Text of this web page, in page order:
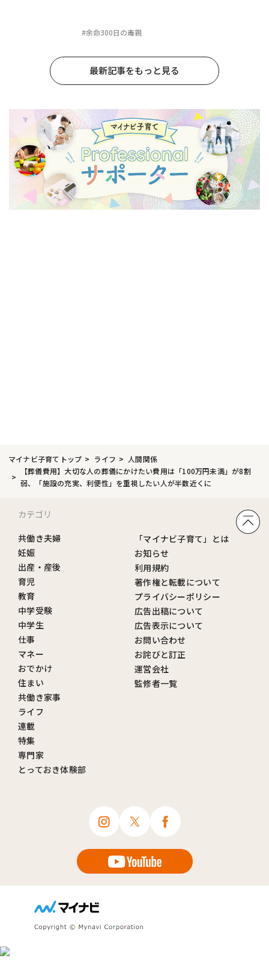
#余命300日の毒親
最新記事をもっと見る
マイナビ子育てトップ ライフ
人間関係
【葬儀費用】大切な人の葬儀にかけたい費用は「100万円未満」が8割
弱、「施設の充実、利便性」を重視したい人が半数近くに
カテゴリ
共働き夫婦
妊娠
出産・産後
育児
教育
中学受験
中学生
仕事
マネー
おでかけ
住まい
共働き家事
ライフ
連載
特集
専門家
とっておき体験部
「マイナビ子育て」とは
お知らせ
利用規約
著作権と転載について
プライバシーポリシー
広告出稿について
広告表示について
お問い合わせ
お詫びと訂正
運営会社
監修者一覧